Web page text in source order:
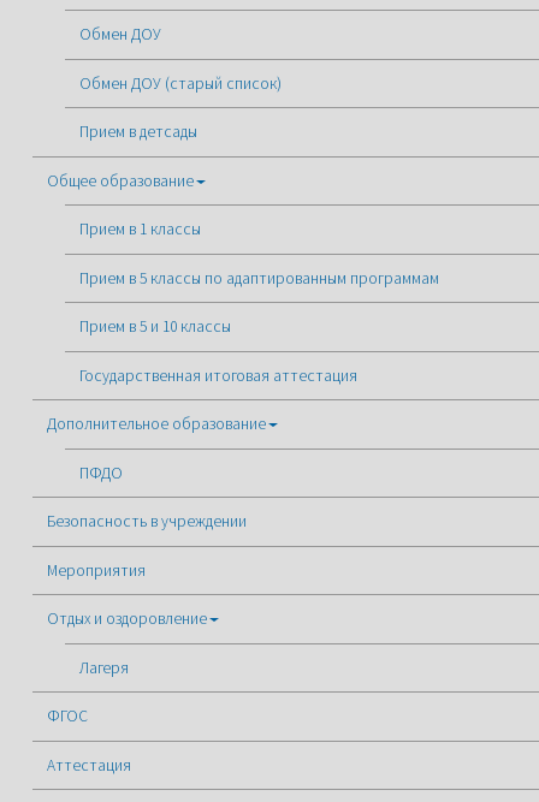
Обмен ДОУ
Обмен ДОУ (старый список)
Прием в детсады
Общее образование
Прием в 1 классы
Прием в 5 классы по адаптированным программам
Прием в 5 и 10 классы
Государственная итоговая аттестация
Дополнительное образование
ПФДО
Безопасность в учреждении
Мероприятия
Отдых и оздоровление
Лагеря
ФГОС
Аттестация